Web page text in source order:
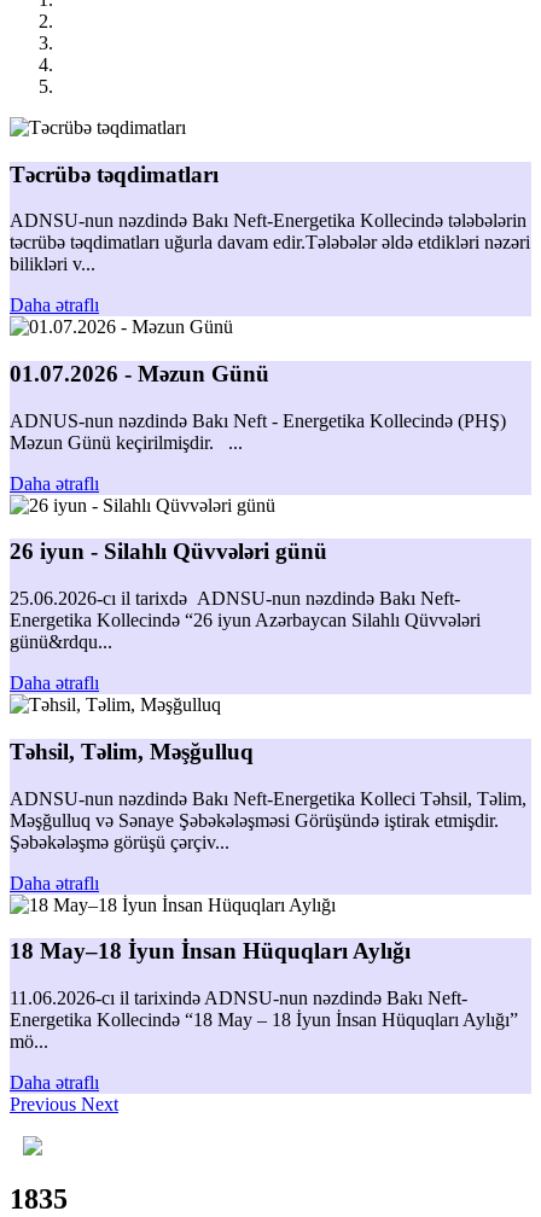
Təcrübə təqdimatları
ADNSU-nun nəzdində Bakı Neft-Energetika Kollecində tələbələrin
təcrübə təqdimatları uğurla davam edir.Tələbələr əldə etdikləri nəzəri
bilikləri v...
Daha ətraflı
01.07.2026 - Məzun Günü
ADNUS-nun nəzdində Bakı Neft - Energetika Kollecində (PHŞ)
Məzun Günü keçirilmişdir. ...
Daha ətraflı
26 iyun - Silahlı Qüvvələri günü
25.06.2026-cı il tarixdə ADNSU-nun nəzdində Bakı Neft-
Energetika Kollecində “26 iyun Azərbaycan Silahlı Qüvvələri
günü&rdqu...
Daha ətraflı
Təhsil, Təlim, Məşğulluq
ADNSU-nun nəzdində Bakı Neft-Energetika Kolleci Təhsil, Təlim,
Məşğulluq və Sənaye Şəbəkələşməsi Görüşündə iştirak etmişdir.
Şəbəkələşmə görüşü çərçiv...
Daha ətraflı
18 May–18 İyun İnsan Hüquqları Aylığı
11.06.2026-cı il tarixində ADNSU-nun nəzdində Bakı Neft-
Energetika Kollecində “18 May – 18 İyun İnsan Hüquqları Aylığı”
mö...
Daha ətraflı
Previous Next
1835